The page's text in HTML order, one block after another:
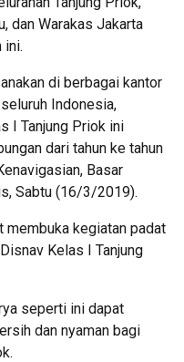
dan Warakas Jakarta
ini.
di berbagai kantor
Indonesia,
I Tanjung Priok ini
dari tahun ke tahun
Basar
Sabtu (16/3/2019).
membuka kegiatan padat
Kelas I Tanjung
seperti ini dapat
dan nyaman bagi